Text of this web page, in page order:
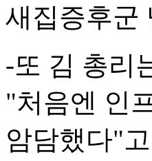
새집증후군
-또 김 총리
"처음엔 인
암담했다"